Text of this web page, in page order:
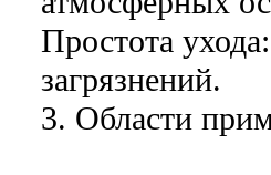
Простота
загрязнений.
3. Области